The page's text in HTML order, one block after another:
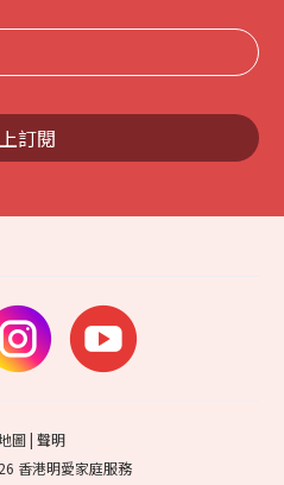
訂閱
圖|聲明
香港明愛家庭服務